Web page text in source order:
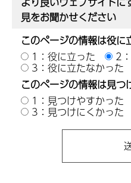
見をお聞かせください
このページの情報は役に
1：役に立った
2
3：役に立たなかった
このページの情報は見つ
1：見つけやすかった
3：見つけにくかった